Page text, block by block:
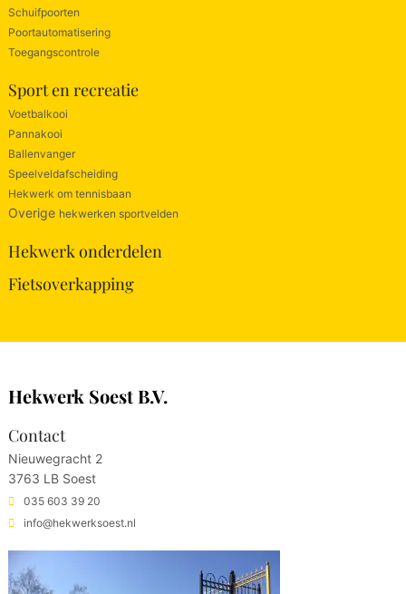
Schuifpoorten
Poortautomatisering
Toegangscontrole
Sport en recreatie
Voetbalkooi
Pannakooi
Ballenvanger
Speelveldafscheiding
Hekwerk om tennisbaan
Overige hekwerken sportvelden
Hekwerk onderdelen
Fietsoverkapping
Hekwerk Soest B.V.
Contact
Nieuwegracht 2
3763 LB Soest
035 603 39 20
info@hekwerksoest.nl